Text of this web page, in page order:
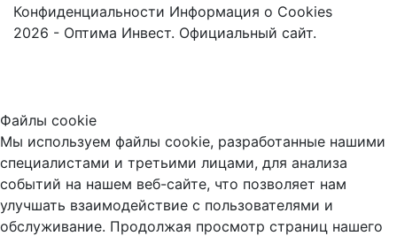
Конфиденциальности Информация о Cookies
2026 - Оптима Инвест. Официальный сайт.
Файлы cookie
Мы используем файлы cookie, разработанные нашими
специалистами и третьими лицами, для анализа
событий на нашем веб-сайте, что позволяет нам
улучшать взаимодействие с пользователями и
обслуживание. Продолжая просмотр страниц нашего